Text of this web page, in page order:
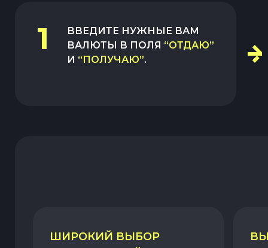
1
ВВЕДИТЕ НУЖНЫЕ ВАМ
ВАЛЮТЫ В ПОЛЯ “ОТДАЮ”
И “ПОЛУЧАЮ”.
ШИРОКИЙ ВЫБОР